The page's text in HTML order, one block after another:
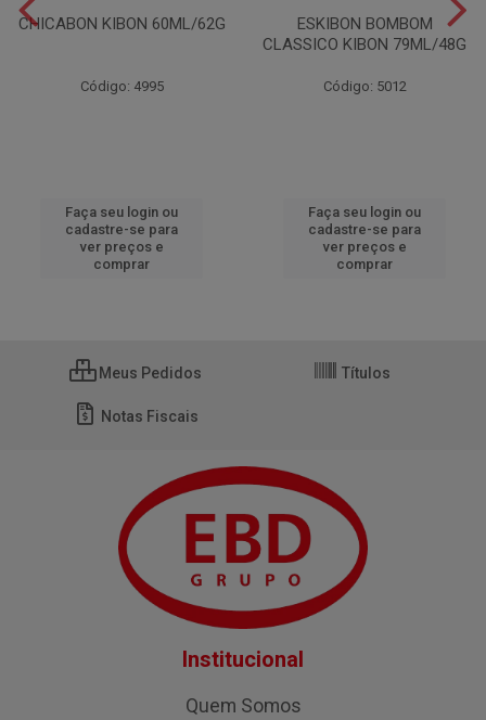
CHICABON KIBON 60ML/62G
Código: 4995
Faça seu login ou
cadastre-se para
ver preços e
comprar
ESKIBON BOMBOM
CLASSICO KIBON 79ML/48G
Código: 5012
Faça seu login ou
cadastre-se para
ver preços e
comprar
Meus Pedidos Títulos
Notas Fiscais
Institucional
Quem Somos